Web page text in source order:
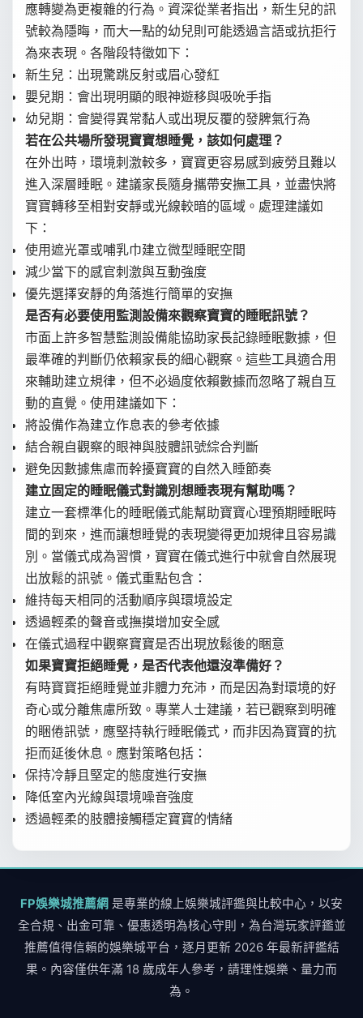
應轉變為更複雜的行為。資深從業者指出，新生兒的訊
號較為隱晦，而大一點的幼兒則可能透過言語或抗拒行
為來表現。各階段特徵如下：
新生兒：出現驚跳反射或眉心發紅
嬰兒期：會出現明顯的眼神遊移與吸吮手指
幼兒期：會變得異常黏人或出現反覆的發脾氣行為
若在公共場所發現寶寶想睡覺，該如何處理？
在外出時，環境刺激較多，寶寶更容易感到疲勞且難以
進入深層睡眠。建議家長隨身攜帶安撫工具，並盡快將
寶寶轉移至相對安靜或光線較暗的區域。處理建議如
下：
使用遮光罩或哺乳巾建立微型睡眠空間
減少當下的感官刺激與互動強度
優先選擇安靜的角落進行簡單的安撫
是否有必要使用監測設備來觀察寶寶的睡眠訊號？
市面上許多智慧監測設備能協助家長記錄睡眠數據，但
最準確的判斷仍依賴家長的細心觀察。這些工具適合用
來輔助建立規律，但不必過度依賴數據而忽略了親自互
動的直覺。使用建議如下：
將設備作為建立作息表的參考依據
結合親自觀察的眼神與肢體訊號綜合判斷
避免因數據焦慮而幹擾寶寶的自然入睡節奏
建立固定的睡眠儀式對識別想睡表現有幫助嗎？
建立一套標準化的睡眠儀式能幫助寶寶心理預期睡眠時
間的到來，進而讓想睡覺的表現變得更加規律且容易識
別。當儀式成為習慣，寶寶在儀式進行中就會自然展現
出放鬆的訊號。儀式重點包含：
維持每天相同的活動順序與環境設定
透過輕柔的聲音或撫摸增加安全感
在儀式過程中觀察寶寶是否出現放鬆後的睏意
如果寶寶拒絕睡覺，是否代表他還沒準備好？
有時寶寶拒絕睡覺並非體力充沛，而是因為對環境的好
奇心或分離焦慮所致。專業人士建議，若已觀察到明確
的睏倦訊號，應堅持執行睡眠儀式，而非因為寶寶的抗
拒而延後休息。應對策略包括：
保持冷靜且堅定的態度進行安撫
降低室內光線與環境噪音強度
透過輕柔的肢體接觸穩定寶寶的情緒
FP娛樂城推薦網 是專業的線上娛樂城評鑑與比較中心，以安
全合規、出金可靠、優惠透明為核心守則，為台灣玩家評鑑並
推薦值得信賴的娛樂城平台，逐月更新 2026 年最新評鑑結
果。內容僅供年滿 18 歲成年人參考，請理性娛樂、量力而
為。